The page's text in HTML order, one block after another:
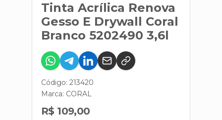
Tinta Acrílica Renova
Gesso E Drywall Coral
Branco 5202490 3,6l
Código: 213420
Marca: CORAL
R$ 109,00